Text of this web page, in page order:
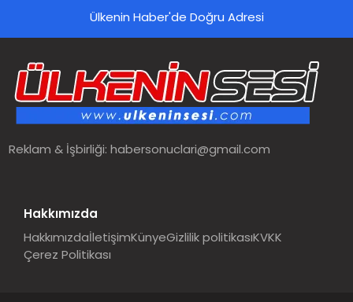
Ülkenin Haber'de Doğru Adresi
Reklam & İşbirliği:habersonuclari@gmail.com
Hakkımızda
HakkımızdaİletişimKünyeGizlilik politikasıKVKK
Çerez Politikası